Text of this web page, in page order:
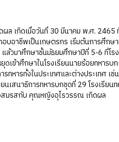
กิดเมื่อวันที่ 30 มีนาคม พ.ศ. 2465 ที่
อบอาชีพเป็นเกษตรกร เริ่มต้นการศึก
แล้วมาศึกษาชั้นมัธยมศึกษาปีที่ 5-6 ที่
เข้าศึกษาในโรงเรียนนายร้อยทหาร
ทหารทั้งในประเทศและต่างประเทศ
นเสนาธิการทหารบกชุดที่ 29 โรงเรีย
มรสกับ คุณหญิงอุไรวรรณ เกิดผล